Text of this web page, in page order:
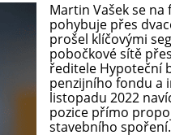
Martin Vašek se
pohybuje přes
prošel klíčovými
pobočkové sítě
ředitele Hypoteční
penzijního fondu a
listopadu 2022
pozice přímo
stavebního